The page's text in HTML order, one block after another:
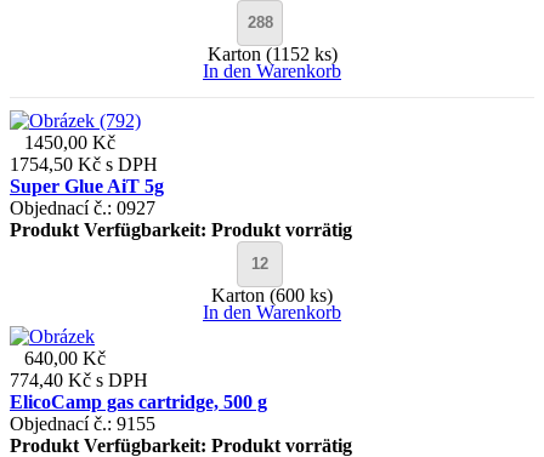
Karton (1152 ks)
In den Warenkorb
1450,00 Kč
1754,50 Kč s DPH
Super Glue AiT 5g
Objednací č.: 0927
Produkt Verfügbarkeit: Produkt vorrätig
Karton (600 ks)
In den Warenkorb
640,00 Kč
774,40 Kč s DPH
ElicoCamp gas cartridge, 500 g
Objednací č.: 9155
Produkt Verfügbarkeit: Produkt vorrätig